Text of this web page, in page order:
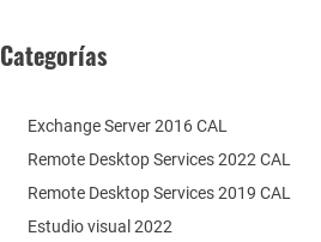
Categorías
Remote Desktop Services 2022 CAL
Remote Desktop Services 2019 CAL
Exchange Server 2016 CAL
Estudio visual 2022